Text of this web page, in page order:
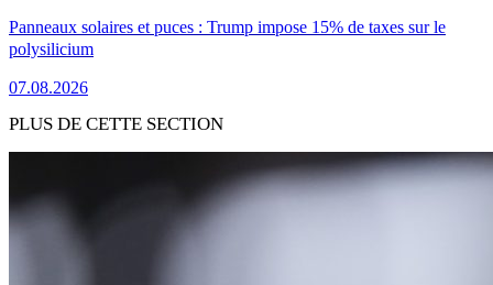
Panneaux solaires et puces : Trump impose 15% de taxes sur le
polysilicium
07.08.2026
PLUS DE CETTE SECTION